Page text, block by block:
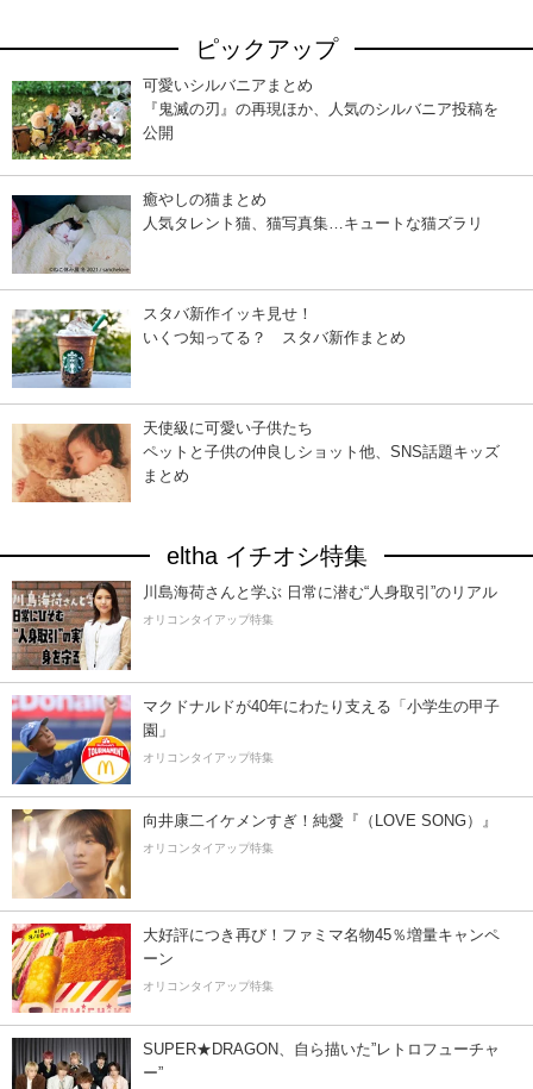
ピックアップ
可愛いシルバニアまとめ
『鬼滅の刃』の再現ほか、人気のシルバニア投稿を
公開
癒やしの猫まとめ
人気タレント猫、猫写真集…キュートな猫ズラリ
スタバ新作イッキ見せ！
いくつ知ってる？ スタバ新作まとめ
天使級に可愛い子供たち
ペットと子供の仲良しショット他、SNS話題キッズ
まとめ
eltha イチオシ特集
川島海荷さんと学ぶ 日常に潜む“人身取引”のリアル
オリコンタイアップ特集
マクドナルドが40年にわたり支える「小学生の甲子
園」
オリコンタイアップ特集
向井康二イケメンすぎ！純愛『（LOVE SONG）』
オリコンタイアップ特集
大好評につき再び！ファミマ名物45％増量キャンペ
ーン
オリコンタイアップ特集
SUPER★DRAGON、自ら描いた”レトロフューチャ
ー”